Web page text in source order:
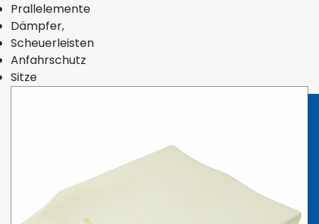
Prallelemente
Dämpfer,
Scheuerleisten
Anfahrschutz
Sitze